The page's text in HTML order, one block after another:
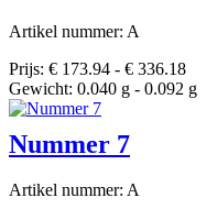
Artikel nummer: A
Prijs: € 173.94 - € 336.18
Gewicht: 0.040 g - 0.092 g
Nummer 7
Artikel nummer: A